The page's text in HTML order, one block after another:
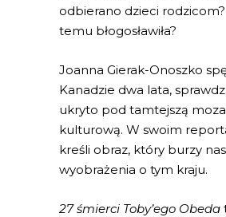
odbierano dzieci rodzicom?
temu błogosławiła?
Joanna Gierak-Onoszko
Kanadzie dwa lata,
ukryto pod tamtejszą
kulturową. W swoim
kreśli obraz, który burzy
wyobrażenia o tym kraju.
27 śmierci Toby’ego Obeda